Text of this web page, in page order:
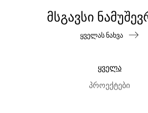
ᲛᲡᲒᲐᲕᲡᲘ
ყველას ნახვა
ყველა
პროექტები